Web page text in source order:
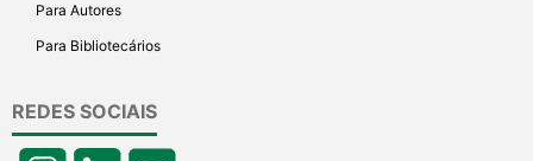
Para Autores
Para Bibliotecários
REDES SOCIAIS